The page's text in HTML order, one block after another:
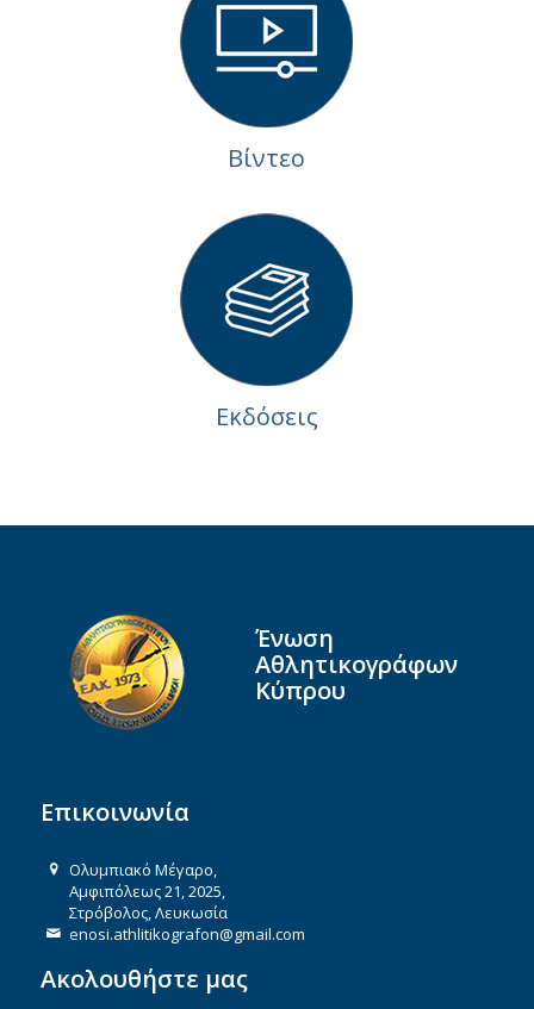
Βίντεο
Εκδόσεις
Ένωση
Αθλητικογράφων
Κύπρου
Επικοινωνία
Ολυμπιακό Μέγαρο,
Αμφιπόλεως 21, 2025,
Στρόβολος, Λευκωσία
enosi.athlitikografon@gmail.com
Ακολουθήστε μας